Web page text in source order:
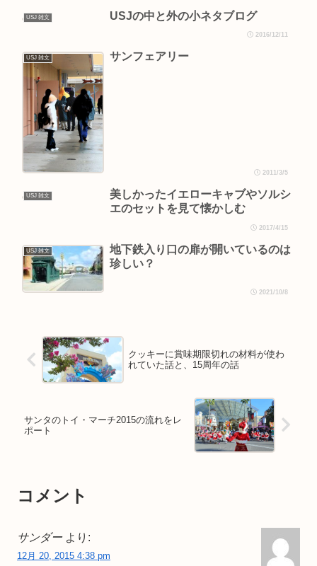
USJ 雑文 USJの中と外の小ネタブログ
2016/12/11
USJ 雑文 サンフェアリー
2011/3/5
USJ 雑文
美しかったイエローキャブやソルシ
エのセットを見て懐かしむ
2017/4/15
USJ 雑文
地下鉄入り口の扉が開いているのは
珍しい？
2021/10/8
クッキーに賞味期限切れの材料が使わ
れていた話と、15周年の話
サンタのトイ・マーチ2015の流れをレ
ポート
コメント
サンダー より:
12月 20, 2015 4:38 pm